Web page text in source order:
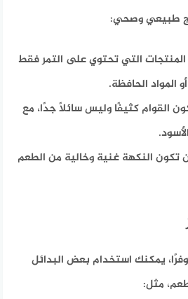
طبيعي وصحي:
المنتجات التي تحتوي على التمر فقط
المواد الحافظة.
القوام كثيفًا وليس سائلاً جدًا، مع
تكون النكهة غنية وخالية من الطعم
يمكنك استخدام بعض البدائل
مثل: